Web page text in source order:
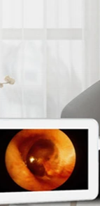
デジタル顕微鏡/内視鏡L
旅行アダプターL
健康/化粧品カム&アイテ
ムL
知能エレクトロニクスL
測定ツーリングL